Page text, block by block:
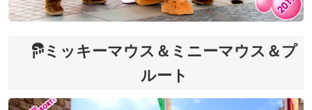
ミッキーマウス＆ミニーマウス＆プ
ルート